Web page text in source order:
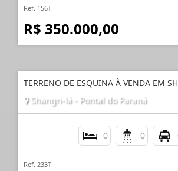
Ref. 156T
R$ 350.000,00
TERRENO DE ESQUINA À VENDA EM
Shangri-lá - Pontal do Paraná
0 0
Ref. 233T